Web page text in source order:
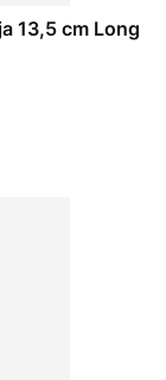
13,5 cm Long